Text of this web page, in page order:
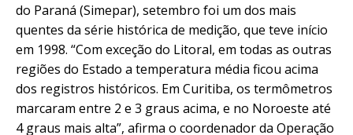
do Paraná (Simepar), setembro foi um dos mais
quentes da série histórica de medição, que teve início
em 1998. “Com exceção do Litoral, em todas as outras
regiões do Estado a temperatura média ficou acima
dos registros históricos. Em Curitiba, os termômetros
marcaram entre 2 e 3 graus acima, e no Noroeste até
4 graus mais alta”, afirma o coordenador da Operação